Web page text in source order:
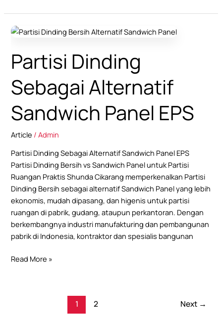
Partisi Dinding
Sebagai Alternatif
Sandwich Panel EPS
Article /Admin
Partisi Dinding Sebagai Alternatif Sandwich Panel EPS
Partisi Dinding Bersih vs Sandwich Panel untuk Partisi
Ruangan Praktis Shunda Cikarang memperkenalkan Partisi
Dinding Bersih sebagai alternatif Sandwich Panel yang lebih
ekonomis, mudah dipasang, dan higenis untuk partisi
ruangan di pabrik, gudang, ataupun perkantoran. Dengan
berkembangnya industri manufakturing dan pembangunan
pabrik di Indonesia, kontraktor dan spesialis bangunan
Partisi
Sebagai
Alternatif
Sandwich
Panel
Read More »
1 2 Next →